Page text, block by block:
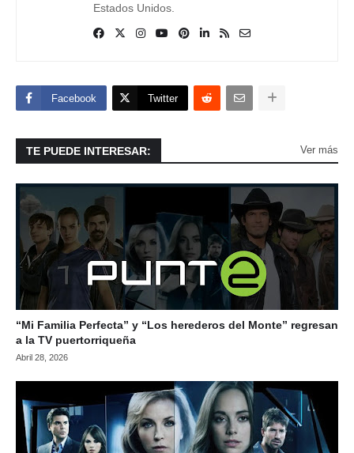
Estados Unidos.
Facebook Twitter
TE PUEDE INTERESAR: Ver más
“Mi Familia Perfecta” y “Los herederos del Monte” regresan
a la TV puertorriqueña
Abril 28, 2026